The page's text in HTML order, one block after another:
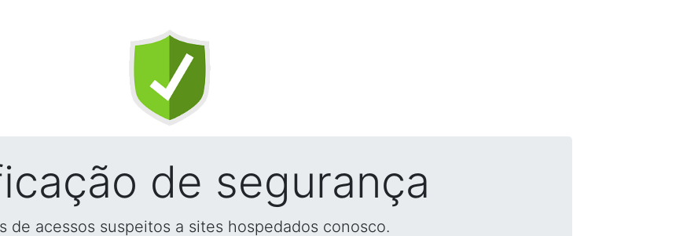
de segurança
de acessos suspeitos a sites hospedados conosco.